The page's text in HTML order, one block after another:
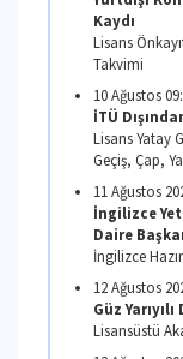
Lisans
Takvimi
Lisans
Takvimi
10 - 14
SUNY
Lisans
10 - 14